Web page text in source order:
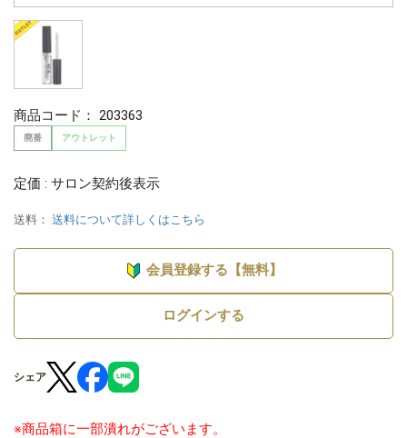
商品コード： 203363
廃番 アウトレット
定価 : サロン契約後表示
送料： 送料について詳しくはこちら
会員登録する【無料】
ログインする
シェア
※商品箱に一部潰れがございます。